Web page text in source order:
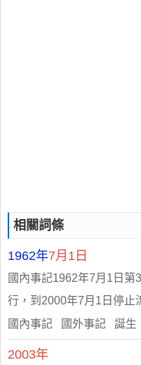
相關詞條
1962年7月1日
國內事記1962年7月1日
行，到2000年7月1日停止
國內事記 國外事記 誕生
2003年